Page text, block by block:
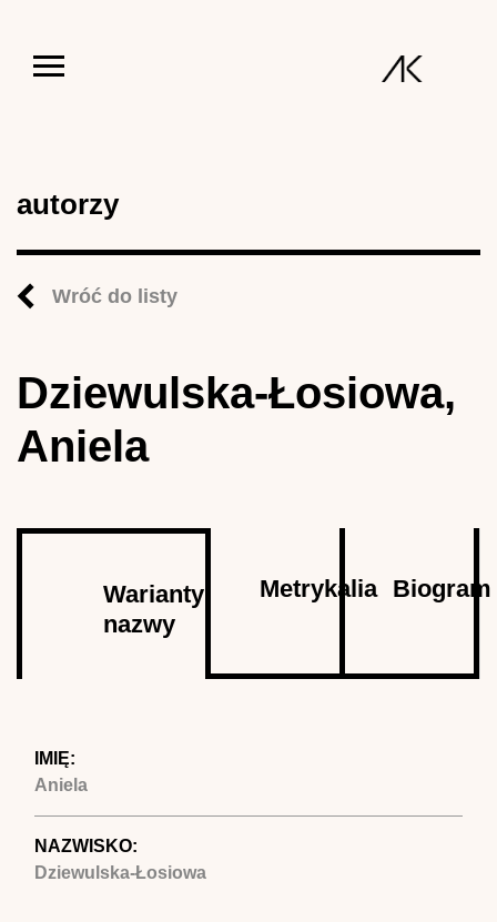
autorzy
Wróć do listy
Dziewulska-Łosiowa,
Aniela
Warianty
nazwy
Metrykalia Biogram
IMIĘ:
Aniela
NAZWISKO:
Dziewulska-Łosiowa